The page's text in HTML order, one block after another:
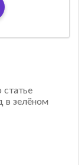
в зелёном